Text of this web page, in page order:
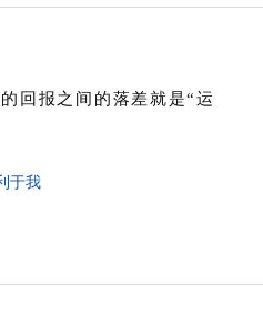
回报之间的落差就是“运
于我